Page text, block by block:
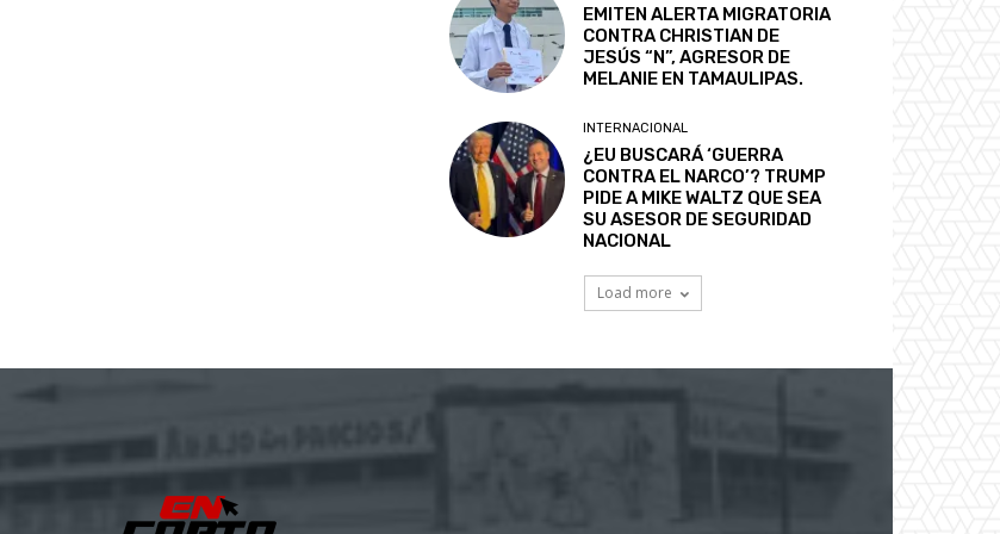
EMITEN ALERTA MIGRATORIA
CONTRA CHRISTIAN DE
JESÚS “N”, AGRESOR DE
MELANIE EN TAMAULIPAS.
INTERNACIONAL
¿EU BUSCARÁ ‘GUERRA
CONTRA EL NARCO’? TRUMP
PIDE A MIKE WALTZ QUE SEA
SU ASESOR DE SEGURIDAD
NACIONAL
Load more